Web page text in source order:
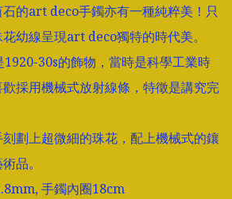
的art deco手鐲亦有一種純粹美！只
幼線呈現art deco獨特的時代美。
1920-30s的飾物，當時是科學工業時
採用機械式放射線條，特徵是講究完
劃上超微細的珠花，配上機械式的鑲
品。
手鐲內圈18cm